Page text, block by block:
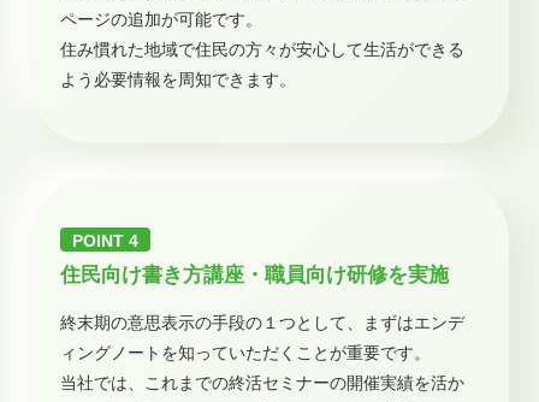
ページの追加が可能です。
住み慣れた地域で住民の方々が安心して生活ができる
よう必要情報を周知できます。
住民向け書き方講座・職員向け研修を実施
終末期の意思表示の手段の１つとして、まずはエンデ
ィングノートを知っていただくことが重要です。
当社では、これまでの終活セミナーの開催実績を活か